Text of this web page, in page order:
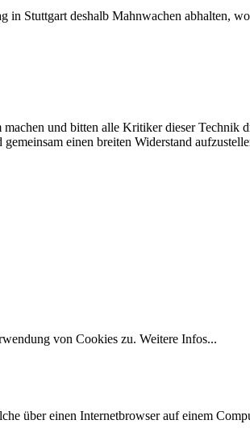
Stuttgart deshalb Mahnwachen abhalten,
und bitten alle Kritiker dieser Technik
einen breiten Widerstand
von Cookies zu. Weitere Infos...
über einen Internetbrowser auf einem